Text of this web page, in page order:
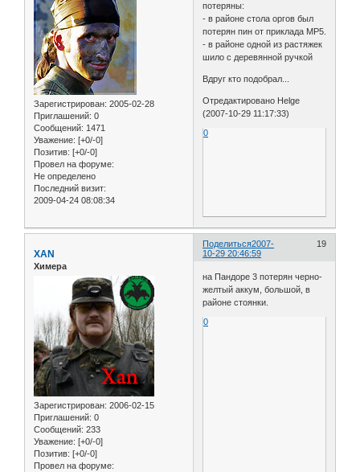
Зарегистрирован: 2005-02-28
Приглашений: 0
Сообщений: 1471
Уважение: [+0/-0]
Позитив: [+0/-0]
Провел на форуме:
Не определено
Последний визит:
2009-04-24 08:08:34
потеряны:
- в районе стола оргов был
потерян пин от приклада MP5.
- в районе одной из растяжек
шило с деревянной ручкой
Вдруг кто подобрал...
Отредактировано Helge
(2007-10-29 11:17:33)
0
Поделиться 19
2007-
10-29 20:46:59
XAN
Химера
Зарегистрирован: 2006-02-15
Приглашений: 0
Сообщений: 233
Уважение: [+0/-0]
Позитив: [+0/-0]
Провел на форуме:
на Пандоре 3 потерян черно-
желтый аккум, большой, в
районе стоянки.
0